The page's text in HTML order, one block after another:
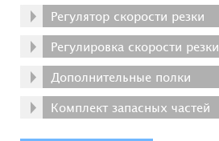
Регулятор скорости резки
Регулировка скорости резки
Дополнительные полки
Комплект запасных частей